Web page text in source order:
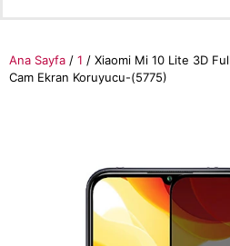
Ana Sayfa / 1 / Xiaomi Mi 10 Lite 3D
Cam Ekran Koruyucu-(5775)